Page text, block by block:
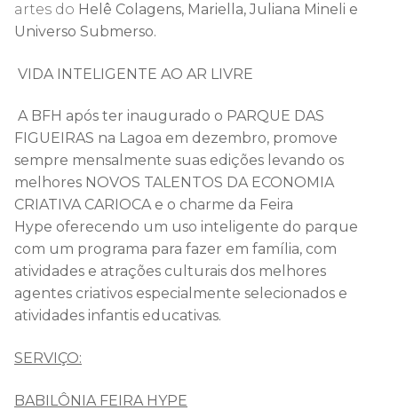
artes do Helê Colagens, Mariella, Juliana Mineli e
Universo Submerso.
VIDA INTELIGENTE AO AR LIVRE
A BFH após ter inaugurado o PARQUE DAS
FIGUEIRAS na Lagoa em dezembro, promove
sempre mensalmente suas edições levando os
melhores NOVOS TALENTOS DA ECONOMIA
CRIATIVA CARIOCA e o charme da Feira
Hype oferecendo um uso inteligente do parque
com um programa para fazer em família, com
atividades e atrações culturais dos melhores
agentes criativos especialmente selecionados e
atividades infantis educativas.
SERVIÇO:
BABILÔNIA FEIRA HYPE